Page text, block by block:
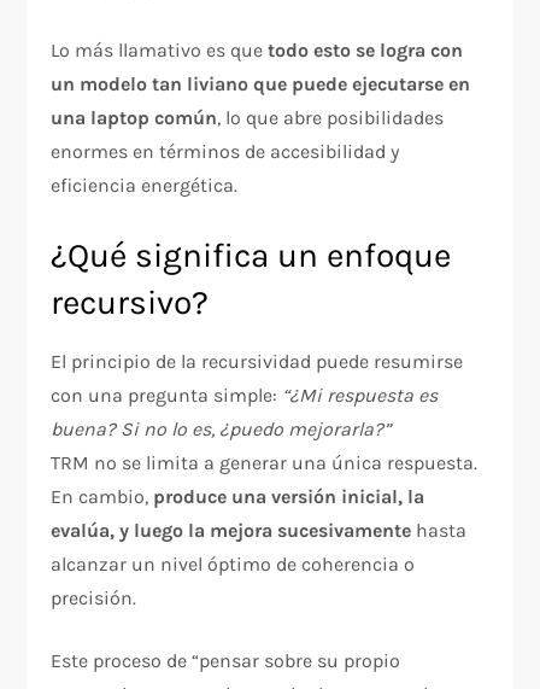
Lo más llamativo es quetodo esto se logra con
un modelo tan liviano que puede ejecutarse en
una laptop común, lo que abre posibilidades
enormes en términos de accesibilidad y
eficiencia energética.
¿Qué significa un enfoque
recursivo?
El principio de la recursividad puede resumirse
con una pregunta simple: “¿Mi respuesta es
buena? Si no lo es, ¿puedo mejorarla?”
TRM no se limita a generar una única respuesta.
En cambio, produce una versión inicial, la
evalúa, y luego la mejora sucesivamente hasta
alcanzar un nivel óptimo de coherencia o
precisión.
Este proceso de “pensar sobre su propio